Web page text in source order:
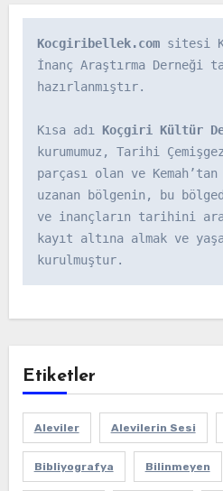
Kocgiribellek.com sitesi
İnanç Araştırma Derneği
hazırlanmıştır.
Kısa adı Koçgiri Kültür
kurumumuz, Tarihi
parçası olan ve
uzanan bölgenin, bu
ve inançların tarihini
kayıt altına almak ve
kurulmuştur.
Etiketler
Aleviler Alevilerin Sesi
Bibliyografya Bilinmeyen